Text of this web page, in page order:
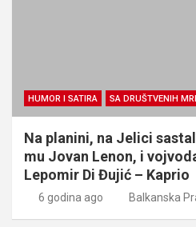
HUMOR I SATIRA SA DRUŠTVENIH
Na planini, na Jelici
mu Jovan Lenon, i
Lepomir Di Đujić – Kaprio
6 godina ago Balkanska